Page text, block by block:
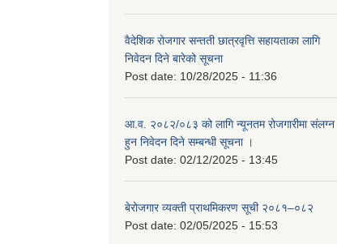
वैदेशिक रोजगार सन्तती छात्रवृत्ति सहायताका लागि
निवेदन दिने बारेको सूचना
Post date: 10/28/2025 - 11:36
आ.व. २०८२/०८३ को लागि न्यूनतम रोजगारीमा संलग्न
हुन निवेदन दिने सम्बन्धी सूचना ।
Post date: 02/12/2025 - 13:45
बेरोजगार व्यक्ती प्राथमिकरण सूची २०८१–०८२
Post date: 02/05/2025 - 15:53